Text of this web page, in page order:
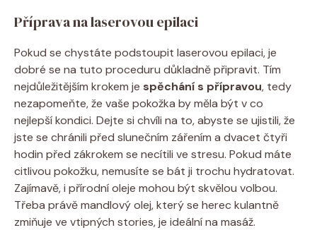
Příprava na laserovou epilaci
Pokud se chystáte podstoupit laserovou epilaci, je
dobré se na tuto proceduru důkladně připravit. Tím
nejdůležitějším krokem je spěchání s přípravou, tedy
nezapomeňte, že vaše pokožka by měla být v co
nejlepší kondici. Dejte si chvíli na to, abyste se ujistili, že
jste se chránili před slunečním zářením a dvacet čtyři
hodin před zákrokem se necítili ve stresu. Pokud máte
citlivou pokožku, nemusíte se bát ji trochu hydratovat.
Zajímavě, i přírodní oleje mohou být skvělou volbou.
Třeba právě mandlový olej, který se herec kulantně
zmiňuje ve vtipných stories, je ideální na masáž.